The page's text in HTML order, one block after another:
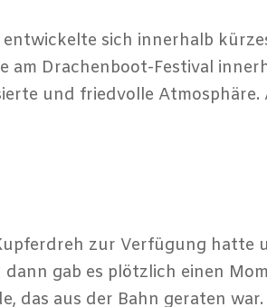
entwickelte sich innerhalb
am Drachenboot-Festival
und friedvolle Atmosphäre.
zur Verfügung hatte
gab es plötzlich einen
das aus der Bahn geraten war.